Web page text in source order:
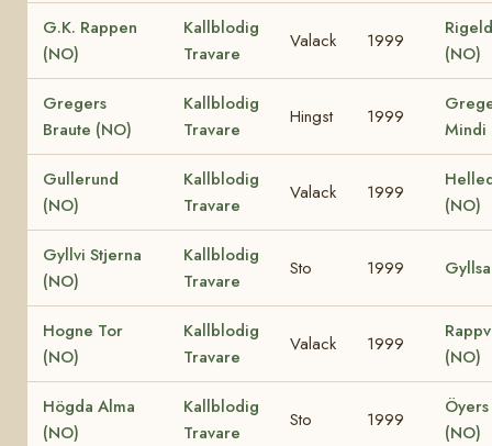
G.K. Rappen
(NO)
Kallblodig
Travare
Valack 1999
(NO)
Gregers
Braute (NO)
Kallblodig
Travare
Hingst 1999
Mindi
Gullerund
(NO)
Kallblodig
Travare
Valack 1999
(NO)
Gyllvi Stjerna
(NO)
Kallblodig
Travare
Sto 1999
Hogne Tor
(NO)
Kallblodig
Travare
Valack 1999
(NO)
Högda Alma
(NO)
Kallblodig
Travare
Sto 1999
(NO)